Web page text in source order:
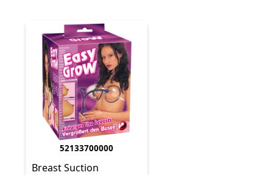
52133700000
Breast Suction